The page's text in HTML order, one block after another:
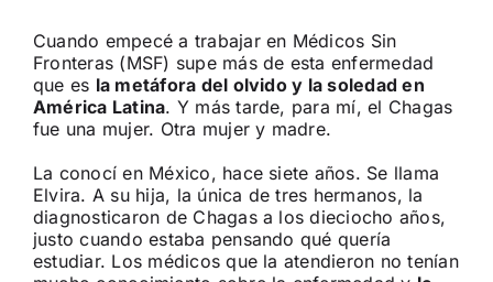
Cuando empecé a trabajar en Médicos Sin
Fronteras (MSF) supe más de esta enfermedad
que es la metáfora del olvido y la soledad en
América Latina. Y más tarde, para mí, el Chagas
fue una mujer. Otra mujer y madre.
La conocí en México, hace siete años. Se llama
Elvira. A su hija, la única de tres hermanos, la
diagnosticaron de Chagas a los dieciocho años,
justo cuando estaba pensando qué quería
estudiar. Los médicos que la atendieron no tenían